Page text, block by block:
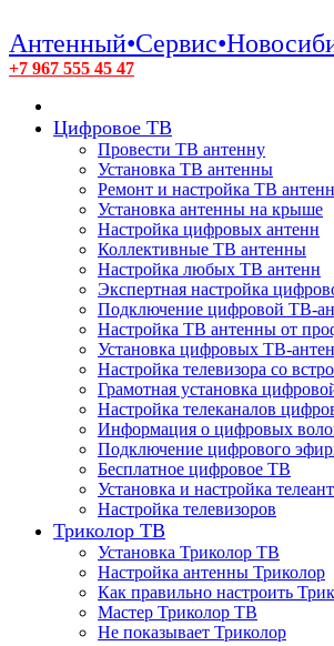
+7 967 555 45 47
Цифровое ТВ
Провести ТВ антенну
Установка ТВ антенны
Ремонт и настройка ТВ антенн
Установка антенны на крыше
Настройка цифровых антенн
Коллективные ТВ антенны
Настройка любых ТВ антенн
Экспертная настройка
Подключение цифровой ТВ-
Настройка ТВ антенны от
Установка цифровых ТВ-
Настройка телевизора со
Грамотная установка
Настройка телеканалов
Информация о цифровых
Подключение цифрового
Бесплатное цифровое ТВ
Установка и настройка
Настройка телевизоров
Триколор ТВ
Установка Триколор ТВ
Настройка антенны Триколор
Как правильно настроить
Мастер Триколор ТВ
Не показывает Триколор